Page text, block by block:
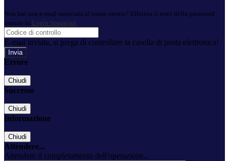
Non hai una e-mail associata al nome utente? Effettua il reset della password
tramite la Login Spaggiari
E-mail inviata, si prega di controllare la casella di posta elettronica!
Errore
Chiudi
Successo
Chiudi
Informazione
Chiudi
Attendere...
Attendere il completamento dell'operazione...